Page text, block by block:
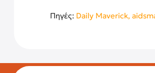
Πηγές: Daily Maverick,